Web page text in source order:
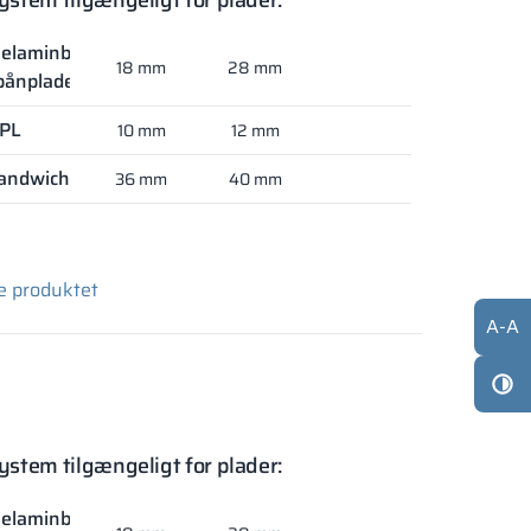
18 mm 28 mm
10 mm 12 mm
36 mm 40 mm
produktet
tilgængeligt for plader:
A-A